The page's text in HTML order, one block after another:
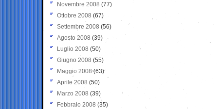
Novembre 2008 (77)
Ottobre 2008 (67)
Settembre 2008 (56)
Agosto 2008 (39)
Luglio 2008 (50)
Giugno 2008 (55)
Maggio 2008(63)
Aprile 2008 (50)
Marzo 2008 (39)
Febbraio 2008 (35)